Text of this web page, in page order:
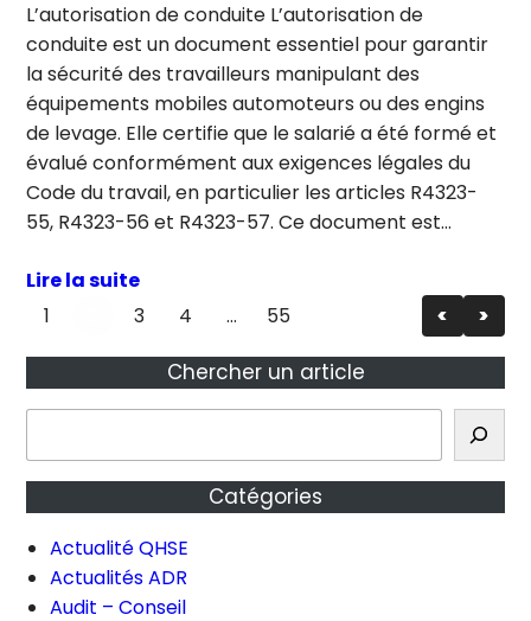
L’autorisation de conduite L’autorisation de
conduite est un document essentiel pour garantir
la sécurité des travailleurs manipulant des
équipements mobiles automoteurs ou des engins
de levage. Elle certifie que le salarié a été formé et
évalué conformément aux exigences légales du
Code du travail, en particulier les articles R4323-
55, R4323-56 et R4323-57. Ce document est…
Lire la suite
1
3 4 … 55 < >
Chercher un article
e
c
h
e
r
c
Catégories
Actualité QHSE
Actualités ADR
Audit – Conseil